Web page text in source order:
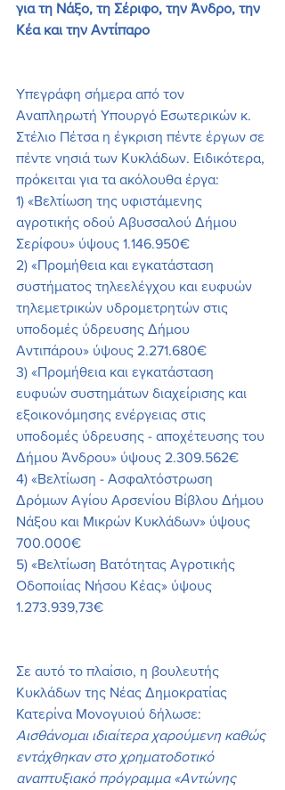
για τη Νάξο, τη Σέριφο, την Άνδρο, την
Κέα και την Αντίπαρο
Υπεγράφη σήμερα από τον
Αναπληρωτή Υπουργό Εσωτερικών κ.
Στέλιο Πέτσα η έγκριση πέντε έργων σε
πέντε νησιά των Κυκλάδων. Ειδικότερα,
πρόκειται για τα ακόλουθα έργα:
1) «Βελτίωση της υφιστάμενης
αγροτικής οδού Αβυσσαλού Δήμου
Σερίφου» ύψους 1.146.950€
2) «Προμήθεια και εγκατάσταση
συστήματος τηλεελέγχου και ευφυών
τηλεμετρικών υδρομετρητών στις
υποδομές ύδρευσης Δήμου
Αντιπάρου» ύψους 2.271.680€
3) «Προμήθεια και εγκατάσταση
ευφυών συστημάτων διαχείρισης και
εξοικονόμησης ενέργειας στις
υποδομές ύδρευσης - αποχέτευσης του
Δήμου Άνδρου» ύψους 2.309.562€
4) «Βελτίωση - Ασφαλτόστρωση
Δρόμων Αγίου Αρσενίου Βίβλου Δήμου
Νάξου και Μικρών Κυκλάδων» ύψους
700.000€
5) «Βελτίωση Βατότητας Αγροτικής
Οδοποιίας Νήσου Κέας» ύψους
1.273.939,73€
Σε αυτό το πλαίσιο, η βουλευτής
Κυκλάδων της Νέας Δημοκρατίας
Κατερίνα Μονογυιού δήλωσε:
Αισθάνομαι ιδιαίτερα χαρούμενη καθώς
εντάχθηκαν στο χρηματοδοτικό
αναπτυξιακό πρόγραμμα «Αντώνης